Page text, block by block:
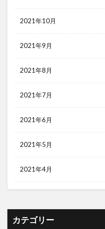
2021年10月
2021年9月
2021年8月
2021年7月
2021年6月
2021年5月
2021年4月
カテゴリー